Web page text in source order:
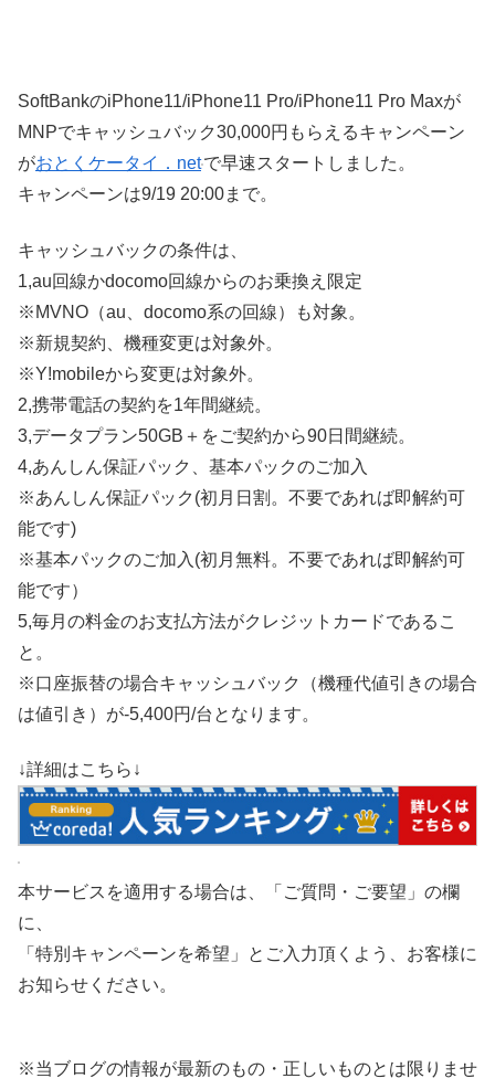
SoftBankのiPhone11/iPhone11 Pro/iPhone11 Pro Maxが
MNPでキャッシュバック30,000円もらえるキャンペーン
がおとくケータイ．netで早速スタートしました。
キャンペーンは9/19 20:00まで。
キャッシュバックの条件は、
1,au回線かdocomo回線からのお乗換え限定
※MVNO（au、docomo系の回線）も対象。
※新規契約、機種変更は対象外。
※Y!mobileから変更は対象外。
2,携帯電話の契約を1年間継続。
3,データプラン50GB＋をご契約から90日間継続。
4,あんしん保証パック、基本パックのご加入
※あんしん保証パック(初月日割。不要であれば即解約可
能です)
※基本パックのご加入(初月無料。不要であれば即解約可
能です）
5,毎月の料金のお支払方法がクレジットカードであるこ
と。
※口座振替の場合キャッシュバック（機種代値引きの場合
は値引き）が-5,400円/台となります。
↓詳細はこちら↓
本サービスを適用する場合は、「ご質問・ご要望」の欄
に、
「特別キャンペーンを希望」とご入力頂くよう、お客様に
お知らせください。
※当ブログの情報が最新のもの・正しいものとは限りませ